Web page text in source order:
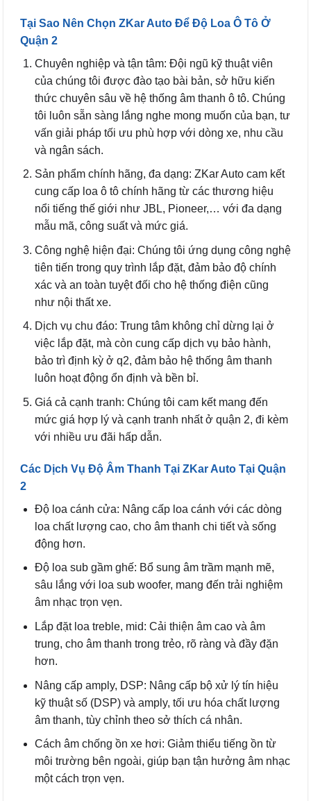
Tại Sao Nên Chọn ZKar Auto Để Độ Loa Ô Tô Ở
Quận 2
Chuyên nghiệp và tận tâm: Đội ngũ kỹ thuật viên
của chúng tôi được đào tạo bài bản, sở hữu kiến
thức chuyên sâu về hệ thống âm thanh ô tô. Chúng
tôi luôn sẵn sàng lắng nghe mong muốn của bạn, tư
vấn giải pháp tối ưu phù hợp với dòng xe, nhu cầu
và ngân sách.
Sản phẩm chính hãng, đa dạng: ZKar Auto cam kết
cung cấp loa ô tô chính hãng từ các thương hiệu
nổi tiếng thế giới như JBL, Pioneer,… với đa dạng
mẫu mã, công suất và mức giá.
Công nghệ hiện đại: Chúng tôi ứng dụng công nghệ
tiên tiến trong quy trình lắp đặt, đảm bảo độ chính
xác và an toàn tuyệt đối cho hệ thống điện cũng
như nội thất xe.
Dịch vụ chu đáo: Trung tâm không chỉ dừng lại ở
việc lắp đặt, mà còn cung cấp dịch vụ bảo hành,
bảo trì định kỳ ở q2, đảm bảo hệ thống âm thanh
luôn hoạt động ổn định và bền bỉ.
Giá cả cạnh tranh: Chúng tôi cam kết mang đến
mức giá hợp lý và cạnh tranh nhất ở quận 2, đi kèm
với nhiều ưu đãi hấp dẫn.
Các Dịch Vụ Độ Âm Thanh Tại ZKar Auto Tại Quận
2
Độ loa cánh cửa: Nâng cấp loa cánh với các dòng
loa chất lượng cao, cho âm thanh chi tiết và sống
động hơn.
Độ loa sub gầm ghế: Bổ sung âm trầm mạnh mẽ,
sâu lắng với loa sub woofer, mang đến trải nghiệm
âm nhạc trọn vẹn.
Lắp đặt loa treble, mid: Cải thiện âm cao và âm
trung, cho âm thanh trong trẻo, rõ ràng và đầy đặn
hơn.
Nâng cấp amply, DSP: Nâng cấp bộ xử lý tín hiệu
kỹ thuật số (DSP) và amply, tối ưu hóa chất lượng
âm thanh, tùy chỉnh theo sở thích cá nhân.
Cách âm chống ồn xe hơi: Giảm thiểu tiếng ồn từ
môi trường bên ngoài, giúp bạn tận hưởng âm nhạc
một cách trọn vẹn.